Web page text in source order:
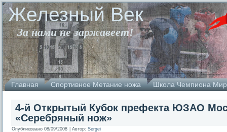
Железный Век
За нами не заржавеет!
Главная Спортивное Метание ножа Школа Чемпиона
4-й Открытый Кубок префекта ЮЗАО
«Серебряный нож»
Опубликовано 08/09/2008 Автор: Sergei